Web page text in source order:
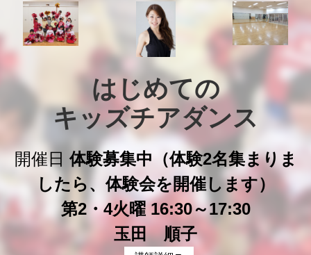
はじめての
キッズチアダンス
開催日 体験募集中（体験2名集まりま
したら、体験会を開催します）
第2・4火曜 16:30～17:30
玉田 順子